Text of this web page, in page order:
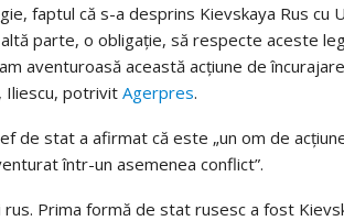
faptul că s-a desprins Kievskaya Rus cu
parte, o obligaţie, să respecte aceste
aventuroasă această acţiune de
Iliescu, potrivit Agerpres.
de stat a afirmat că este „un om de
într-un asemenea conflict”.
Prima formă de stat rusesc a fost